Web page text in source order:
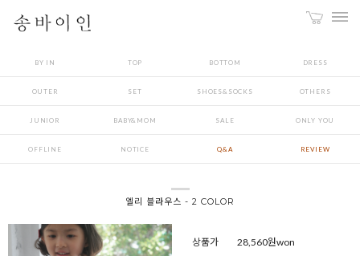
BY IN TOP BOTTOM DRESS
OUTER SET SHOES&SOCKS OTHERS
JUNIOR BABY&MOM SALE ONLY YOU
OFFLINE NOTICE Q&A REVIEW
엘리 블라우스 - 2 COLOR
상품가 28,560원won